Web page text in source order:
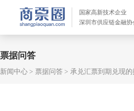
国家高新技术企业
深圳市供应链金融协
票据问答
新闻中心 票据问答 承兑汇票到期兑现的